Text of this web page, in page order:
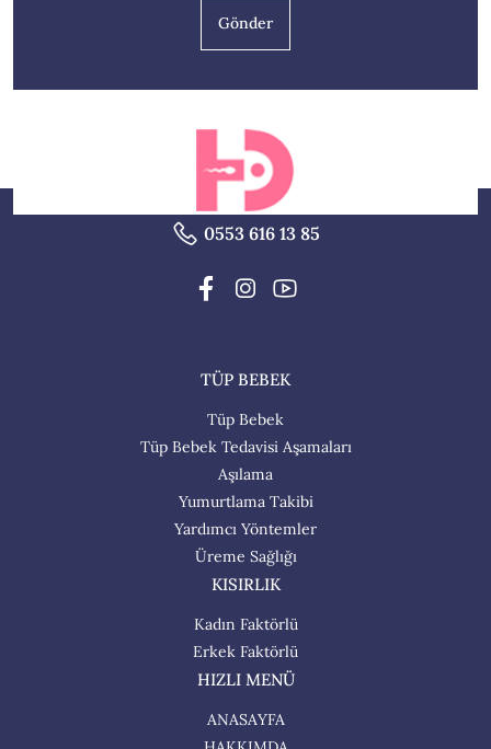
Gönder
0553 616 13 85
TÜP BEBEK
Tüp Bebek
Tüp Bebek Tedavisi Aşamaları
Aşılama
Yumurtlama Takibi
Yardımcı Yöntemler
Üreme Sağlığı
KISIRLIK
Kadın Faktörlü
Erkek Faktörlü
HIZLI MENÜ
ANASAYFA